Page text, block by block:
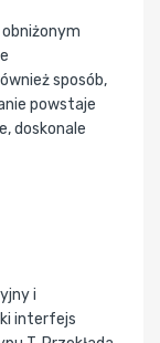
sposób,
powstaje
doskonale
i
interfejs